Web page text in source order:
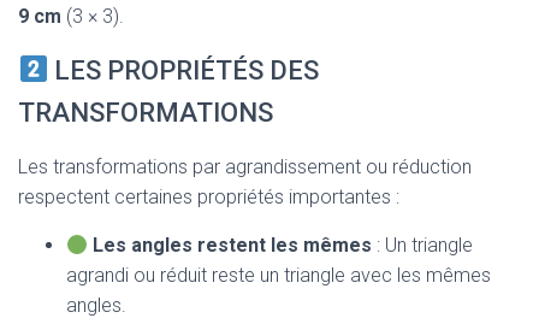
9 cm (3 × 3).
LES PROPRIÉTÉS DES
TRANSFORMATIONS
Les transformations par agrandissement ou réduction
respectent certaines propriétés importantes :
Les angles restent les mêmes : Un triangle
agrandi ou réduit reste un triangle avec les mêmes
angles.